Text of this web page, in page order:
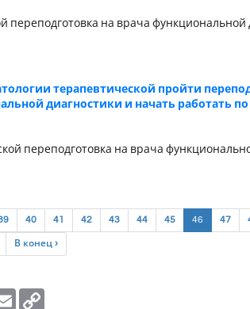
переподготовка на врача функциональной
терапевтической пройти
диагностики и начать работать
переподготовка на врача
40 41 42 43 44 45 46(current)
47
В конец ›
Email